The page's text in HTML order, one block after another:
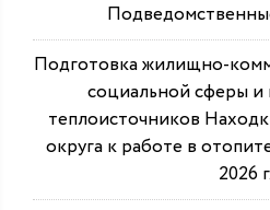
Подготовка жилищно-
социальной сферы
теплоисточников
округа к работе в
2026 г.